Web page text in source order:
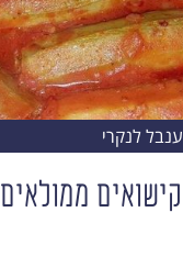
ענבל לנקרי
קישואים ממולאים